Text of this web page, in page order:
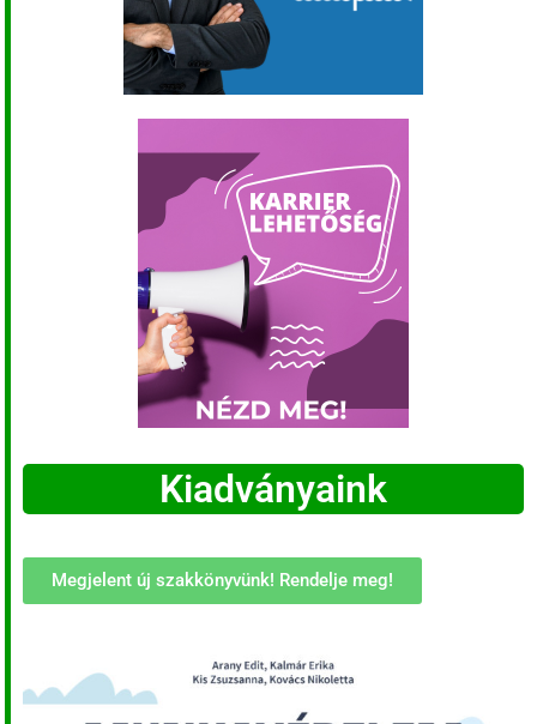
Kiadványaink
Megjelent új szakkönyvünk! Rendelje meg!